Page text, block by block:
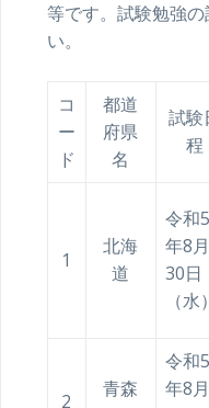
等です。試験勉強
い。
コ
ー
ド
都道
府県
名
試験
程
1
北海
道
令和5
年8月
30日
（水）
2
青森
令和5
年8月